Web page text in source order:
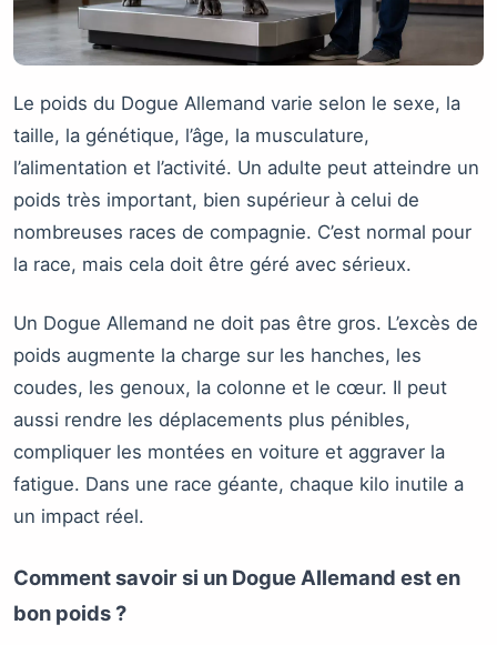
Le poids du Dogue Allemand varie selon le sexe, la
taille, la génétique, l’âge, la musculature,
l’alimentation et l’activité. Un adulte peut atteindre un
poids très important, bien supérieur à celui de
nombreuses races de compagnie. C’est normal pour
la race, mais cela doit être géré avec sérieux.
Un Dogue Allemand ne doit pas être gros. L’excès de
poids augmente la charge sur les hanches, les
coudes, les genoux, la colonne et le cœur. Il peut
aussi rendre les déplacements plus pénibles,
compliquer les montées en voiture et aggraver la
fatigue. Dans une race géante, chaque kilo inutile a
un impact réel.
Comment savoir si un Dogue Allemand est en
bon poids ?